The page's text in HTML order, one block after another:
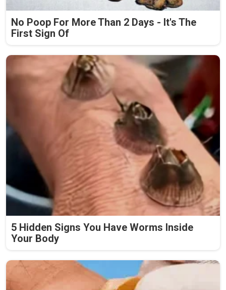
No Poop For More Than 2 Days - It's The
First Sign Of
5 Hidden Signs You Have Worms Inside
Your Body